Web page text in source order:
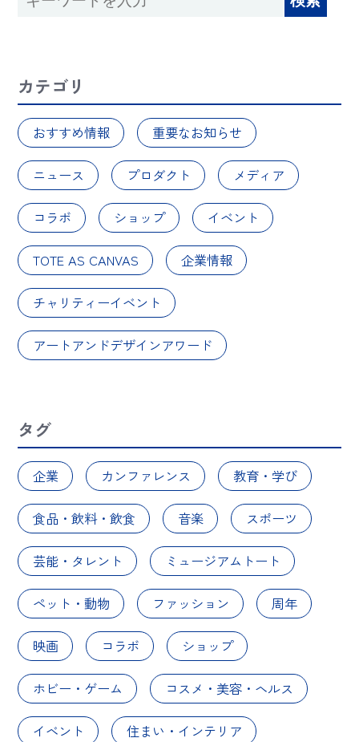
カテゴリ
おすすめ情報 重要なお知らせ
ニュース プロダクト メディア
コラボ ショップ イベント
TOTE AS CANVAS 企業情報
チャリティーイベント
アートアンドデザインアワード
タグ
企業 カンファレンス 教育・学び
食品・飲料・飲食 音楽 スポーツ
芸能・タレント ミュージアムトート
ペット・動物 ファッション 周年
映画 コラボ ショップ
ホビー・ゲーム コスメ・美容・ヘルス
イベント 住まい・インテリア